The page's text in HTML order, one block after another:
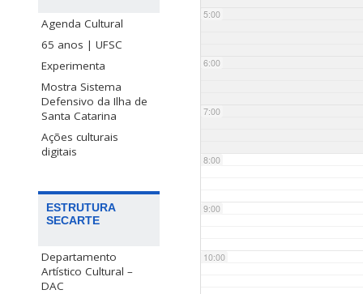
Agenda Cultural
65 anos | UFSC
Experimenta
Mostra Sistema
Defensivo da Ilha de
Santa Catarina
Ações culturais
digitais
ESTRUTURA
SECARTE
Departamento
Artístico Cultural –
DAC
5:00
6:00
7:00
8:00
9:00
10:00